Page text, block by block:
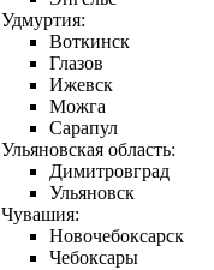
Удмуртия:
Воткинск
Глазов
Ижевск
Можга
Сарапул
Ульяновская область:
Димитровград
Ульяновск
Чувашия:
Новочебоксарск
Чебоксары